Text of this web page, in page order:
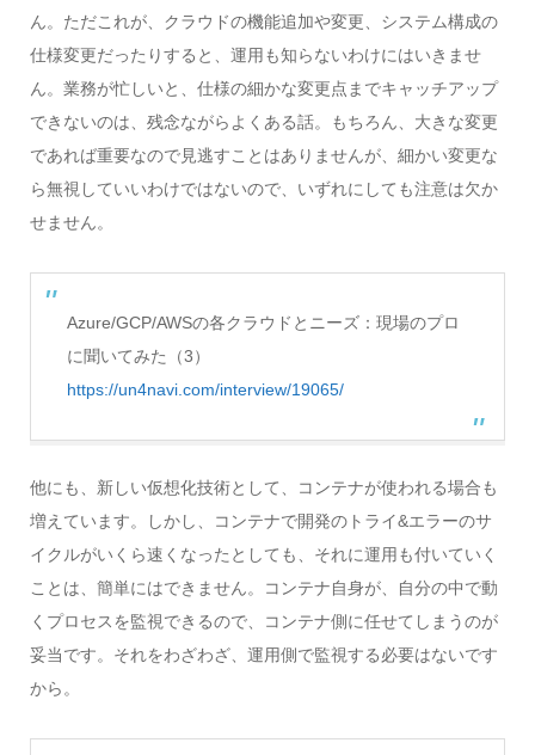
ん。ただこれが、クラウドの機能追加や変更、システム構成の
仕様変更だったりすると、運用も知らないわけにはいきませ
ん。業務が忙しいと、仕様の細かな変更点までキャッチアップ
できないのは、残念ながらよくある話。もちろん、大きな変更
であれば重要なので見逃すことはありませんが、細かい変更な
ら無視していいわけではないので、いずれにしても注意は欠か
せません。
Azure/GCP/AWSの各クラウドとニーズ：現場のプロ
に聞いてみた（3）
https://un4navi.com/interview/19065/
他にも、新しい仮想化技術として、コンテナが使われる場合も
増えています。しかし、コンテナで開発のトライ&エラーのサ
イクルがいくら速くなったとしても、それに運用も付いていく
ことは、簡単にはできません。コンテナ自身が、自分の中で動
くプロセスを監視できるので、コンテナ側に任せてしまうのが
妥当です。それをわざわざ、運用側で監視する必要はないです
から。